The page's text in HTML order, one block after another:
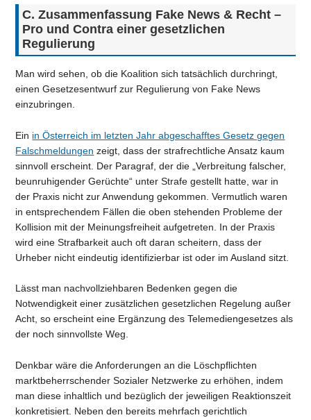
C. Zusammenfassung Fake News & Recht –
Pro und Contra einer gesetzlichen
Regulierung
Man wird sehen, ob die Koalition sich tatsächlich durchringt,
einen Gesetzesentwurf zur Regulierung von Fake News
einzubringen.
Ein in Österreich im letzten Jahr abgeschafftes Gesetz gegen
Falschmeldungen zeigt, dass der strafrechtliche Ansatz kaum
sinnvoll erscheint. Der Paragraf, der die „Verbreitung falscher,
beunruhigender Gerüchte“ unter Strafe gestellt hatte, war in
der Praxis nicht zur Anwendung gekommen. Vermutlich waren
in entsprechendem Fällen die oben stehenden Probleme der
Kollision mit der Meinungsfreiheit aufgetreten. In der Praxis
wird eine Strafbarkeit auch oft daran scheitern, dass der
Urheber nicht eindeutig identifizierbar ist oder im Ausland sitzt.
Lässt man nachvollziehbaren Bedenken gegen die
Notwendigkeit einer zusätzlichen gesetzlichen Regelung außer
Acht, so erscheint eine Ergänzung des Telemediengesetzes als
der noch sinnvollste Weg.
Denkbar wäre die Anforderungen an die Löschpflichten
marktbeherrschender Sozialer Netzwerke zu erhöhen, indem
man diese inhaltlich und bezüglich der jeweiligen Reaktionszeit
konkretisiert. Neben den bereits mehrfach gerichtlich